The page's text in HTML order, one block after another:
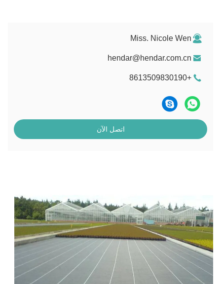
Miss. Nicole Wen
hendar@hendar.com.cn
+8613509830190
اتصل الآن